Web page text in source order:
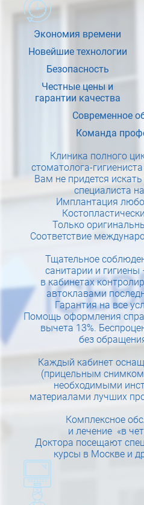
Экономия времени
Новейшие технологии
Безопасность
Честные цены и
гарантии качества
Современное
Команда
Клиника полного
стоматолога-
Вам не придется
специалиста
Имплантация
Только
Соответствие
Тщательное
санитарии и гигиены
в кабинетах
автоклавами
Гарантия на все
Помощь оформления
вычета 13%.
без
Каждый кабинет
(прицельным
необходимыми
материалами лучших
Комплексное
и лечение «в
Доктора посещают
курсы в Москве и